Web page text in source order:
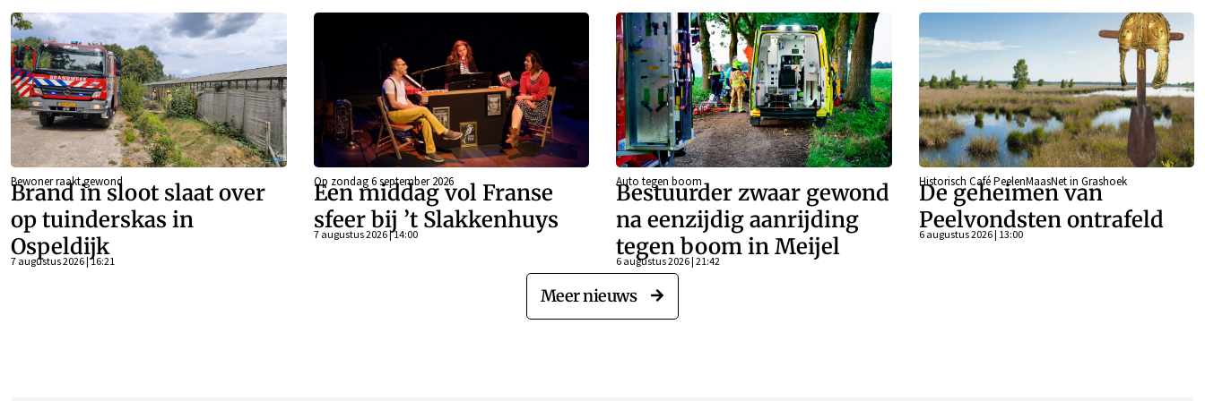
Bewoner raakt gewond
Brand in sloot slaat over
op tuinderskas in
Ospeldijk
7 augustus 2026 | 16:21
Op zondag 6 september 2026
Een middag vol Franse
sfeer bij ’t Slakkenhuys
7 augustus 2026 | 14:00
Auto tegen boom
Bestuurder zwaar gewond
na eenzijdig aanrijding
tegen boom in Meijel
6 augustus 2026 | 21:42
Historisch Café PeelenMaasNet in Grashoek
De geheimen van
Peelvondsten ontrafeld
6 augustus 2026 | 13:00
Meer nieuws